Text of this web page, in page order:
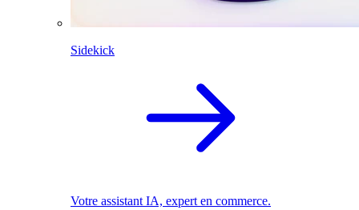
Sidekick
Votre assistant IA, expert en commerce.